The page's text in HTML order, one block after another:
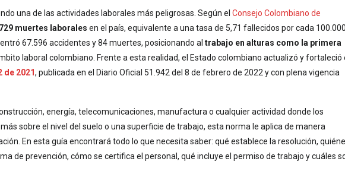
una de las actividades laborales más peligrosas. Según el Consejo Colombiano de
729 muertes laborales en el país, equivalente a una tasa de 5,71 fallecidos por cada
67.596 accidentes y 84 muertes, posicionando al trabajo en alturas como la primera
laboral colombiano. Frente a esta realidad, el Estado colombiano actualizó y fortaleció
de 2021, publicada en el Diario Oficial 51.942 del 8 de febrero de 2022 y con plena vigencia
energía, telecomunicaciones, manufactura o cualquier actividad donde los
sobre el nivel del suelo o una superficie de trabajo, esta norma le aplica de manera
En esta guía encontrará todo lo que necesita saber: qué establece la resolución,
de prevención, cómo se certifica el personal, qué incluye el permiso de trabajo y cuáles